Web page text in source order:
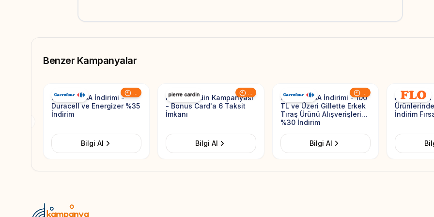
Benzer Kampanyalar
...
CarrefourSA İndirimi -
Duracell ve Energizer %35
İndirim
Bilgi Al
...
Pierre Cardin Kampanyası
- Bonus Card'a 6 Taksit
İmkanı
Bilgi Al
...
CarrefourSA İndirimi - 100
TL ve Üzeri Gillette Erkek
Tıraş Ürünü Alışverişlerine
%30 İndirim
Bilgi Al
Flo
İndirim